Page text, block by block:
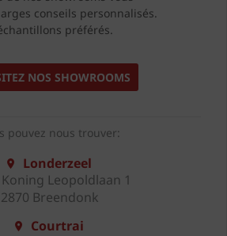
conseils personnalisés.
préférés.
NOS SHOWROOMS
pouvez nous trouver:
Londerzeel
Koning Leopoldlaan 1
2870 Breendonk
Courtrai